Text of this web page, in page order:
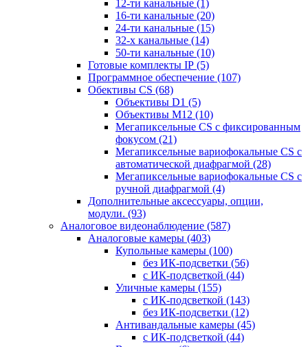
12-ти канальные (1)
16-ти канальные (20)
24-ти канальные (15)
32-х канальные (14)
50-ти канальные (10)
Готовые комплекты IP (5)
Программное обеспечение (107)
Обективы CS (68)
Объективы D1 (5)
Объективы M12 (10)
Мегапиксельные CS c фиксированным
фокусом (21)
Мегапиксельные вариофокальные CS c
автоматической диафрагмой (28)
Мегапиксельные вариофокальные CS c
ручной диафрагмой (4)
Дополнительные аксессуары, опции,
модули. (93)
Аналоговое видеонаблюдение (587)
Аналоговые камеры (403)
Купольные камеры (100)
без ИК-подсветки (56)
с ИК-подсветкой (44)
Уличные камеры (155)
с ИК-подсветкой (143)
без ИК-подсветки (12)
Антивандальные камеры (45)
с ИК-подсветкой (44)